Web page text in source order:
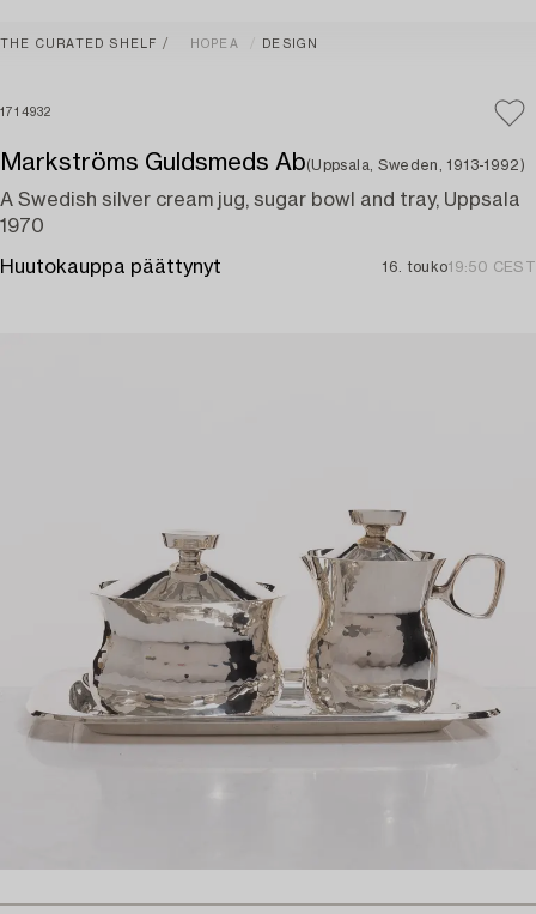
THE CURATED SHELF HOPEA DESIGN
1714932
Markströms Guldsmeds Ab(Uppsala, Sweden, 1913-1992)
A Swedish silver cream jug, sugar bowl and tray, Uppsala
1970
Huutokauppa päättynyt 16. touko19:50 CEST